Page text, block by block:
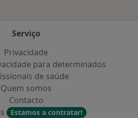
Serviço
Privacidade
para determinados
de saúde
Quem somos
Contacto
Estamos a contratar!